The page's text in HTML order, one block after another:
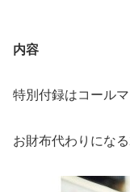
内容
特別付録はコール
お財布代わりにな